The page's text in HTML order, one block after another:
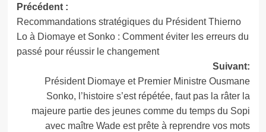
Navigation
d’article
Précédent :
Recommandations stratégiques du Président Thierno
Lo à Diomaye et Sonko : Comment éviter les erreurs du
passé pour réussir le changement
Suivant:
Président Diomaye et Premier Ministre Ousmane
Sonko, l’histoire s’est répétée, faut pas la râter la
majeure partie des jeunes comme du temps du Sopi
avec maître Wade est prête à reprendre vos mots